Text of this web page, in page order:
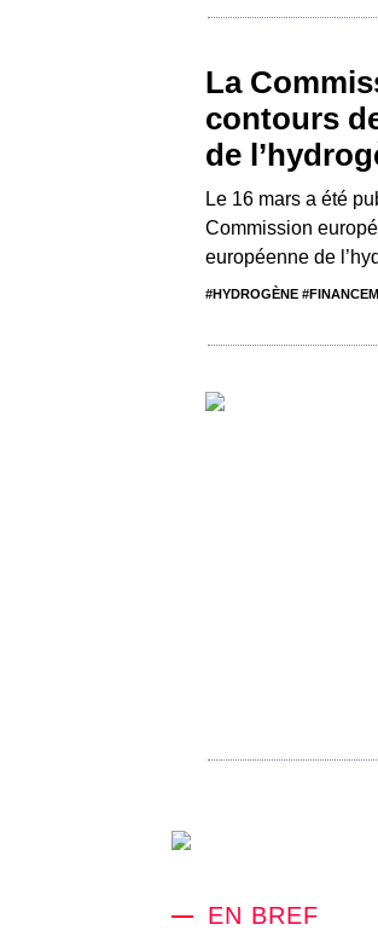
La
contours
de
Le 16 mars a été
Commission
européenne de
#HYDROGÈNE
EN BREF